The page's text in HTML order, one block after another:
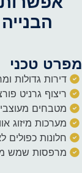
מפרט טכני
דירות גדולות
ריצוף גרניט
מטבחים
מערכות מיזוג
חלונות כפולים
מרפסות שמש